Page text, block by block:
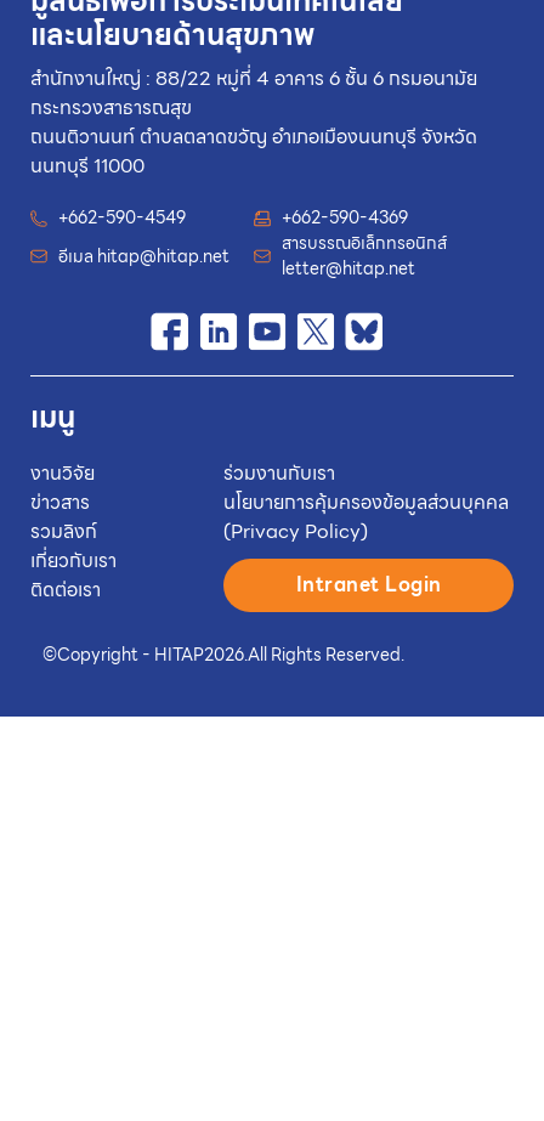
©Copyright - HITAP2026.All Rights Reserved.
และนโยบายด้านสุขภาพ
สำนักงานใหญ่ : 88/22 หมู่ที่ 4 อาคาร 6 ชั้น 6 กรมอนามัย
กระทรวงสาธารณสุข
ถนนติวานนท์ ตำบลตลาดขวัญ อำเภอเมืองนนทบุรี จังหวัด
นนทบุรี 11000
+662-590-4549
+662-590-4369
อีเมล hitap@hitap.net
สารบรรณอิเล็กทรอนิกส์
letter@hitap.net
เมนู
งานวิจัย
ข่าวสาร
รวมลิงก์
เกี่ยวกับเรา
ติดต่อเรา
ร่วมงานกับเรา
นโยบายการคุ้มครองข้อมูลส่วนบุคคล
(Privacy Policy)
Intranet Login